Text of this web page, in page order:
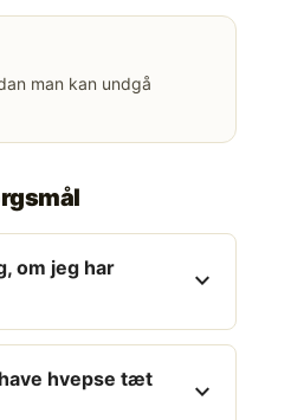
man kan undgå
om jeg har
expand_more
hvepse tæt
expand_more